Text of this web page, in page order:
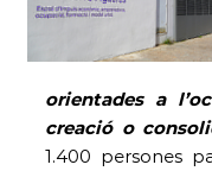
orientades a
creació o
1.400 persones